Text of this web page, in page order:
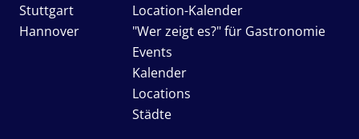
Stuttgart
Hannover
Location-Kalender
"Wer zeigt es?" für Gastronomie
Events
Kalender
Locations
Städte